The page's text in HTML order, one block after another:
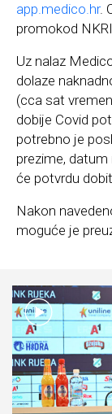
app.medico.hr.
promokod
Uz nalaz
dolaze
(cca sat
dobije Covid
potrebno je
prezime, datum
će potvrdu
Nakon
moguće je